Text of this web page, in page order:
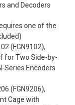
and Decoders
one of the
(FGN9102),
for Two Side-by-
Series Encoders
(FGN9206),
Cage with